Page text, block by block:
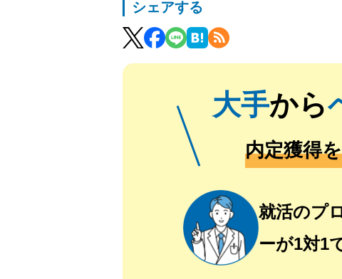
シェアする
大手から
内定獲得
就活のプ
ーが1対1